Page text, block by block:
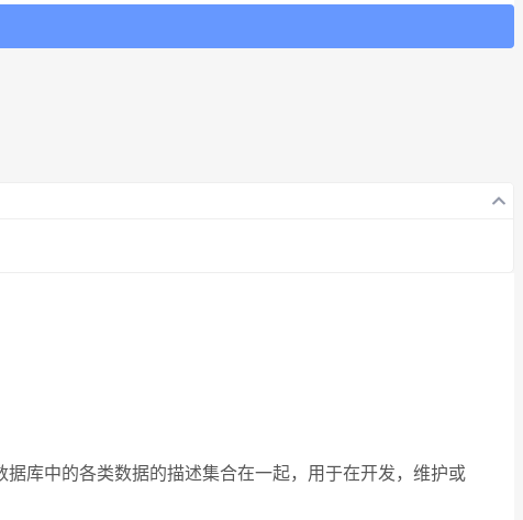
库中的各类数据的描述集合在一起，用于在开发，维护或